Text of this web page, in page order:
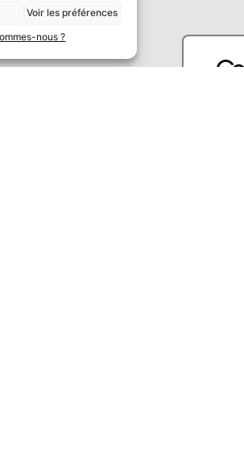
Voir les préférences
nous ?